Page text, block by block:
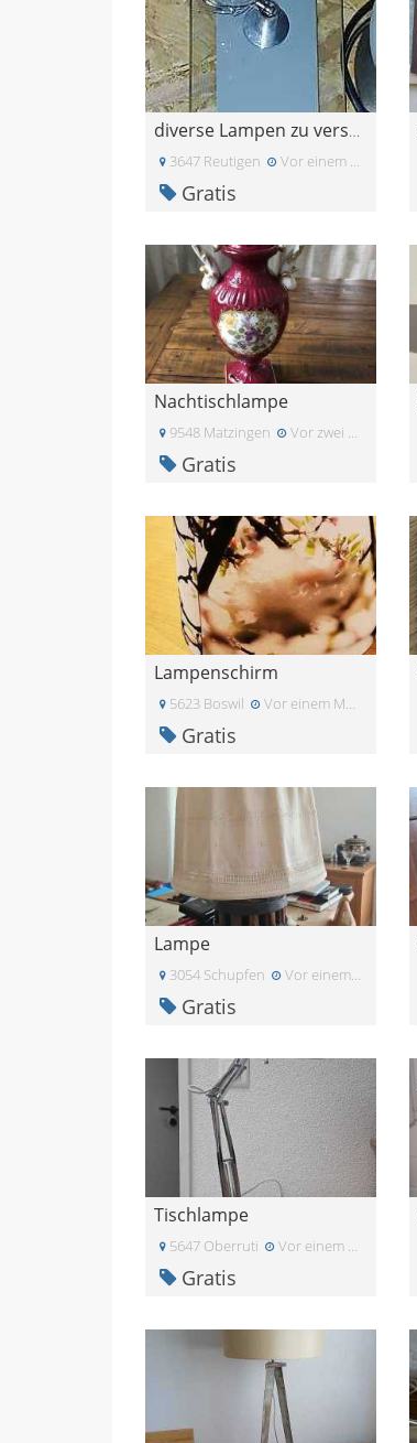
diverse Lampen zu verschenken
3647 Reutigen Vor einem Monat
Gratis
Nachtischlampe
9548 Matzingen Vor zwei Monaten
Gratis
Lampenschirm
5623 Boswil Vor einem Monat
Gratis
Lampe
3054 Schupfen Vor einem Monat
Gratis
Tischlampe
5647 Oberruti Vor einem Monat
Gratis